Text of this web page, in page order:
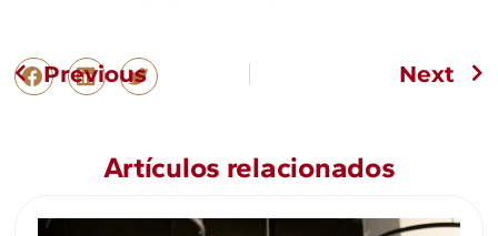
Previous Next
Artículos relacionados